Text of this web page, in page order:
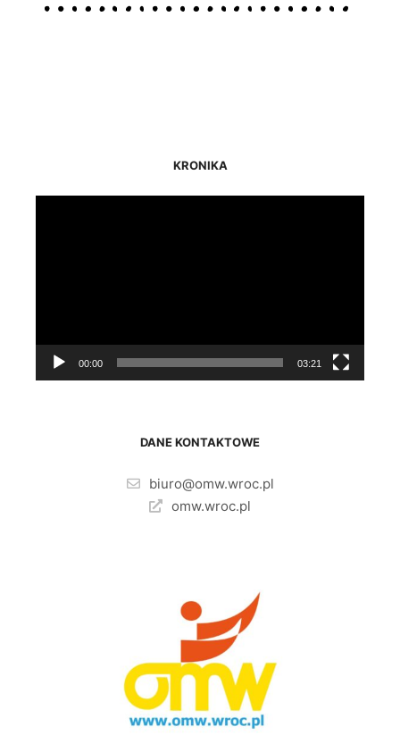
KRONIKA
00:00 03:21
DANE KONTAKTOWE
biuro@omw.wroc.pl
omw.wroc.pl